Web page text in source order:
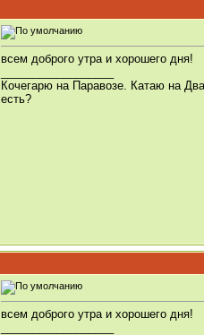
всем доброго утра и хорошего дня!
Кочегарю на Паравозе. Катаю на
есть?
всем доброго утра и хорошего дня!